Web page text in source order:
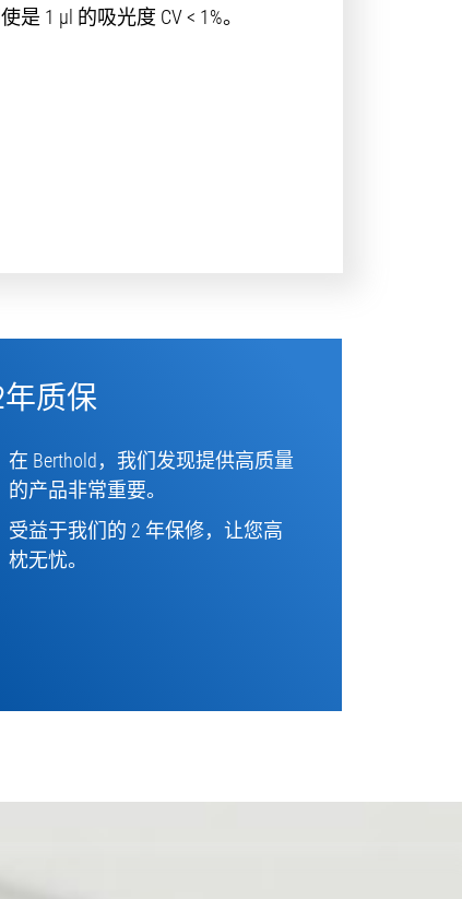
1 µl 的吸光度 CV < 1%。
质保
在 Berthold，我们发现提供高质量
的产品非常重要。
受益于我们的 2 年保修，让您高
枕无忧。